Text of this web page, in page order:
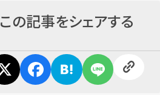
この記事をシェアする